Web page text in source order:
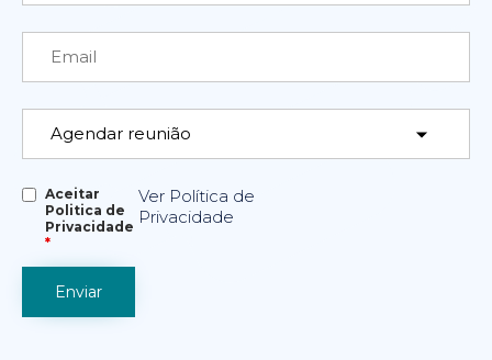
Aceitar
Politica de
Privacidade
*
Ver Política de
Privacidade